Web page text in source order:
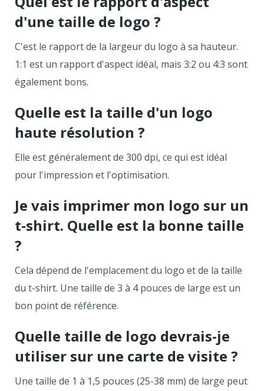
d'une taille de logo ?
C'est le rapport de la largeur du logo à sa hauteur.
1:1 est un rapport d'aspect idéal, mais 3:2 ou 4:3 sont
également bons.
Quelle est la taille d'un logo
haute résolution ?
Elle est généralement de 300 dpi, ce qui est idéal
pour l'impression et l'optimisation.
Je vais imprimer mon logo sur un
t-shirt. Quelle est la bonne taille
?
Cela dépend de l'emplacement du logo et de la taille
du t-shirt. Une taille de 3 à 4 pouces de large est un
bon point de référence.
Quelle taille de logo devrais-je
utiliser sur une carte de visite ?
Une taille de 1 à 1,5 pouces (25-38 mm) de large peut